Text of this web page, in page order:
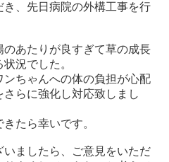
、先日病院の外構工事を行
のあたりが良すぎて草の成長
況でした。
ちゃんへの体の負担が心配
らに強化し対応致しまし
たら幸いです。
ましたら、ご意見をいただ